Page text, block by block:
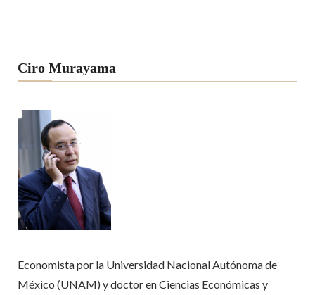
Ciro Murayama
Economista por la Universidad Nacional Autónoma de
México (UNAM) y doctor en Ciencias Económicas y